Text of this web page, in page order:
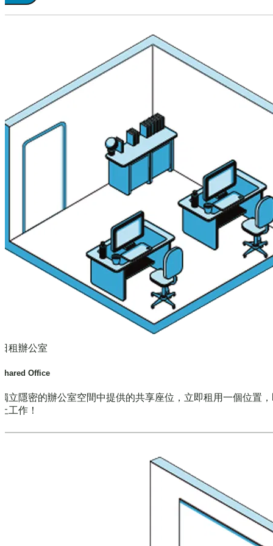
租辦公室
Office
立隱密的辦公室空間中提供的共享座位，立即租用一個位置
工作！